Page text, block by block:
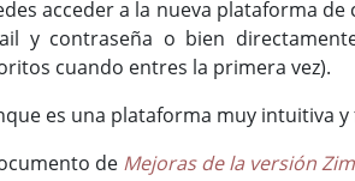
acceder a la nueva plataforma
y contraseña o bien
cuando entres la primera vez).
es una plataforma muy intuitiva
de Mejoras de la versión